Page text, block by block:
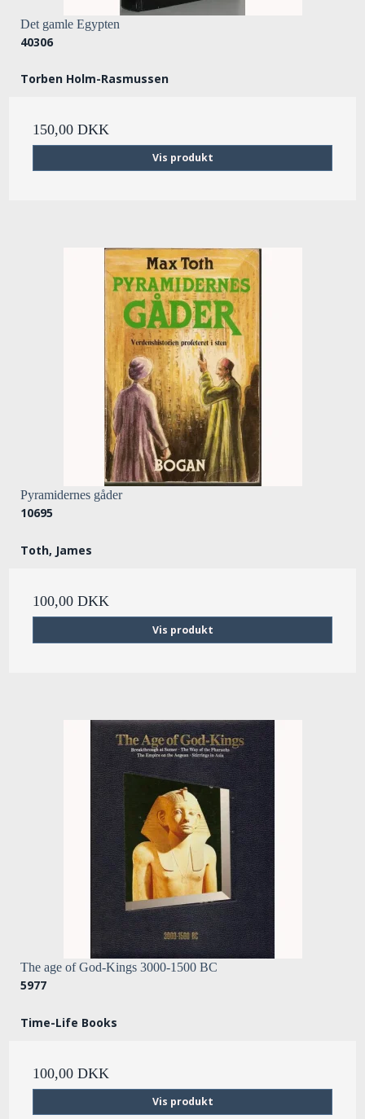
Det gamle Egypten
40306
Torben Holm-Rasmussen
150,00 DKK
Vis produkt
Pyramidernes gåder
10695
Toth, James
100,00 DKK
Vis produkt
The age of God-Kings 3000-1500 BC
5977
Time-Life Books
100,00 DKK
Vis produkt